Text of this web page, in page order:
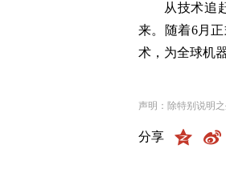
从技术追
来。随着6月
术，为全球机
声明：除特别说明
分享